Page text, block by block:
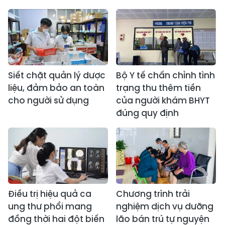
Siết chặt quản lý dược
liệu, đảm bảo an toàn
cho người sử dụng
Bộ Y tế chấn chỉnh tình
trạng thu thêm tiền
của người khám BHYT
đúng quy định
Điều trị hiệu quả ca
ung thư phổi mang
đồng thời hai đột biến
Chương trình trải
nghiệm dịch vụ dưỡng
lão bán trú tự nguyện